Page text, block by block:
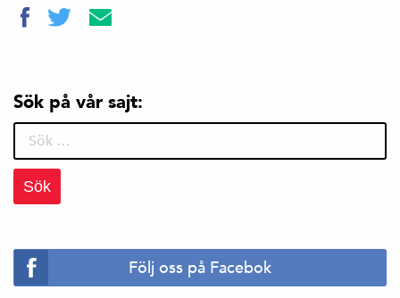
Sök på vår sajt:
efter:
Följ oss på Facebok